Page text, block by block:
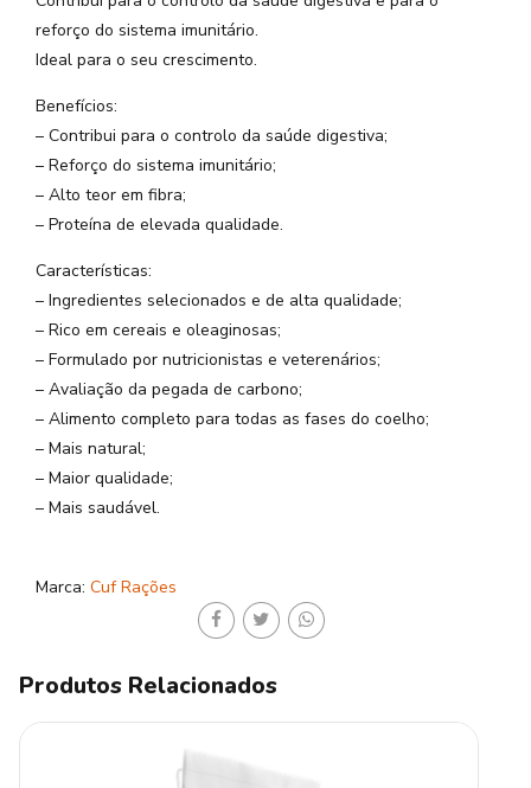
reforço do sistema imunitário.
Ideal para o seu crescimento.
Benefícios:
– Contribui para o controlo da saúde digestiva;
– Reforço do sistema imunitário;
– Alto teor em fibra;
– Proteína de elevada qualidade.
Características:
– Ingredientes selecionados e de alta qualidade;
– Rico em cereais e oleaginosas;
– Formulado por nutricionistas e veterenários;
– Avaliação da pegada de carbono;
– Alimento completo para todas as fases do coelho;
– Mais natural;
– Maior qualidade;
– Mais saudável.
Marca: Cuf Rações
Produtos Relacionados